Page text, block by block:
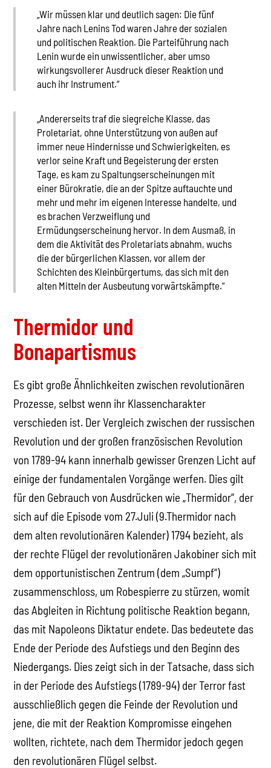
„Wir müssen klar und deutlich sagen: Die fünf
Jahre nach Lenins Tod waren Jahre der sozialen
und politischen Reaktion. Die Parteiführung nach
Lenin wurde ein unwissentlicher, aber umso
wirkungsvollerer Ausdruck dieser Reaktion und
auch ihr Instrument.“
„Andererseits traf die siegreiche Klasse, das
Proletariat, ohne Unterstützung von außen auf
immer neue Hindernisse und Schwierigkeiten, es
verlor seine Kraft und Begeisterung der ersten
Tage, es kam zu Spaltungserscheinungen mit
einer Bürokratie, die an der Spitze auftauchte und
mehr und mehr im eigenen Interesse handelte, und
es brachen Verzweiflung und
Ermüdungserscheinung hervor. In dem Ausmaß, in
dem die Aktivität des Proletariats abnahm, wuchs
die der bürgerlichen Klassen, vor allem der
Schichten des Kleinbürgertums, das sich mit den
alten Mitteln der Ausbeutung vorwärtskämpfte.“
Thermidor und
Bonapartismus
Es gibt große Ähnlichkeiten zwischen revolutionären
Prozesse, selbst wenn ihr Klassencharakter
verschieden ist. Der Vergleich zwischen der russischen
Revolution und der großen französischen Revolution
von 1789-94 kann innerhalb gewisser Grenzen Licht auf
einige der fundamentalen Vorgänge werfen. Dies gilt
für den Gebrauch von Ausdrücken wie „Thermidor“, der
sich auf die Episode vom 27.Juli (9.Thermidor nach
dem alten revolutionären Kalender) 1794 bezieht, als
der rechte Flügel der revolutionären Jakobiner sich mit
dem opportunistischen Zentrum (dem „Sumpf“)
zusammenschloss, um Robespierre zu stürzen, womit
das Abgleiten in Richtung politische Reaktion begann,
das mit Napoleons Diktatur endete. Das bedeutete das
Ende der Periode des Aufstiegs und den Beginn des
Niedergangs. Dies zeigt sich in der Tatsache, dass sich
in der Periode des Aufstiegs (1789-94) der Terror fast
ausschließlich gegen die Feinde der Revolution und
jene, die mit der Reaktion Kompromisse eingehen
wollten, richtete, nach dem Thermidor jedoch gegen
den revolutionären Flügel selbst.